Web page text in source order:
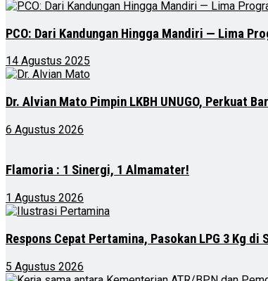
PCO: Dari Kandungan Hingga Mandiri — Lima
14 Agustus 2025
Dr. Alvian Mato Pimpin LKBH UNUGO, Perkuat
6 Agustus 2026
Flamoria : 1 Sinergi, 1 Almamater!
1 Agustus 2026
Respons Cepat Pertamina, Pasokan LPG 3 Kg di
5 Agustus 2026